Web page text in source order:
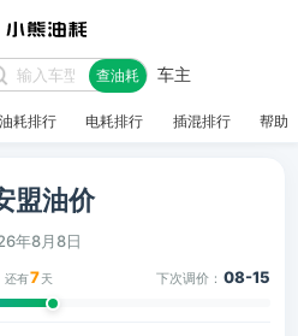
查油耗 车主
油耗排行 电耗排行 插混排行 帮助
盟油价
年8月8日
还有7天 下次调价： 08-15